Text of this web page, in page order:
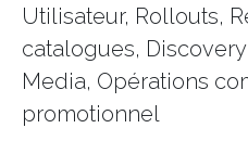
Utilisateur, Rollouts,
catalogues,
Media, Opérations
promotionnel